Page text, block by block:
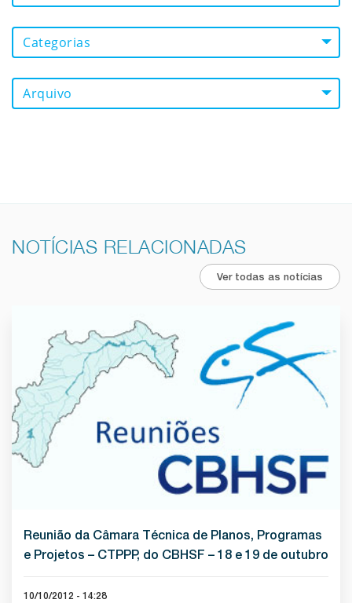
Categorias
Arquivo
NOTÍCIAS RELACIONADAS
Ver todas as notícias
Reunião da Câmara Técnica de Planos, Programas
e Projetos – CTPPP, do CBHSF – 18 e 19 de outubro
10/10/2012 - 14:28